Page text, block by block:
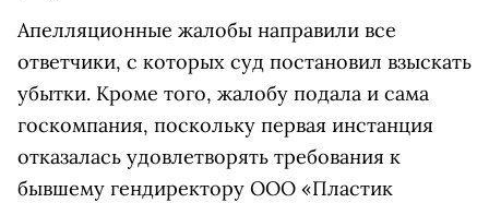
Апелляционные жалобы направили все
ответчики, с которых суд постановил взыскать
убытки. Кроме того, жалобу подала и сама
госкомпания, поскольку первая инстанция
отказалась удовлетворять требования к
бывшему гендиректору ООО «Пластик